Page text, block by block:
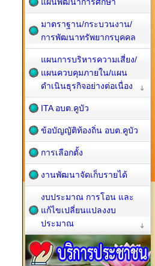
มาตราฐาน/กระบวนงาน/
การพัฒนาทรัพยากรบุคคล
แผนการบริหารความเสี่ยง/
แผนควบคุมภายใน/แผน
ดำเนินธุรกิจอย่างต่อเนื่อง
ITA อบต.คูบัว
ข้อบัญญัติท้องถิ่น อบต.คูบัว
การเลือกตั้ง
งานพัฒนาจัดเก็บรายได้
งบประมาณ การโอน และ
แก้ไขเปลี่ยนแปลงงบ
ประมาณ